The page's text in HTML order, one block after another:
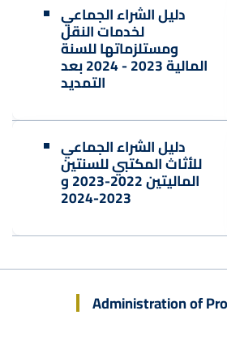
دليل الشراء الجماعي
لخدمات النقل
ومستلزماتها للسنة
المالية 2023 - 2024 بعد
التمديد
دليل الشراء الجماعي
للأثاث المكتبي للسنتين
الماليتين 2022-2023 و
2023-2024
Administration of